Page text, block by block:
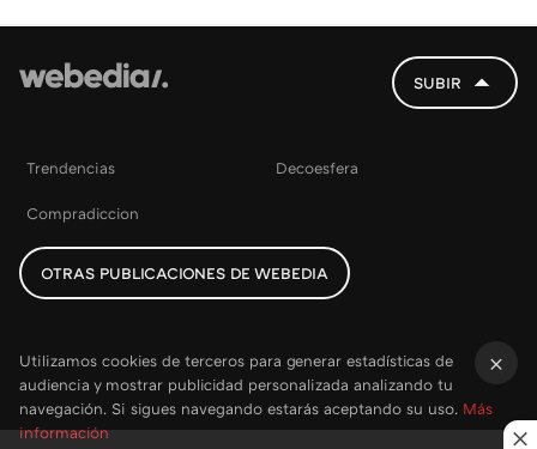
SUBIR
Trendencias Decoesfera
Compradiccion
OTRAS PUBLICACIONES DE WEBEDIA
Utilizamos cookies de terceros para generar estadísticas de
audiencia y mostrar publicidad personalizada analizando tu
navegación. Si sigues navegando estarás aceptando su uso. Más
información